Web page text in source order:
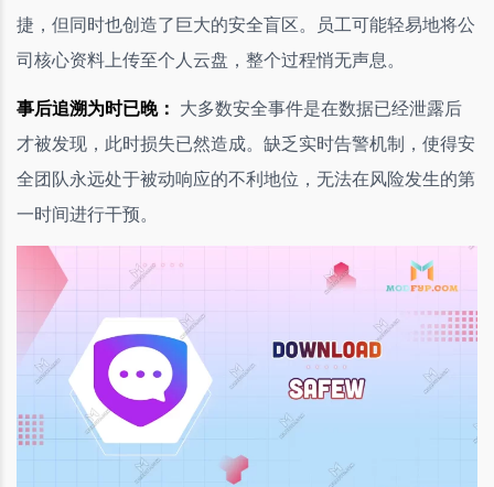
捷，但同时也创造了巨大的安全盲区。员工可能轻易地将公
司核心资料上传至个人云盘，整个过程悄无声息。
事后追溯为时已晚：
大多数安全事件是在数据已经泄露后
才被发现，此时损失已然造成。缺乏实时告警机制，使得安
全团队永远处于被动响应的不利地位，无法在风险发生的第
一时间进行干预。